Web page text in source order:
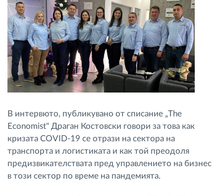
флота
Калкулатор за спестявания
В интервюто, публикувано от списание „The
Economist" Драган Костовски говори за това как
кризата COVID-19 се отрази на сектора на
транспорта и логистиката и как той преодоля
предизвикателствата пред управлението на бизнес
в този сектор по време на пандемията.